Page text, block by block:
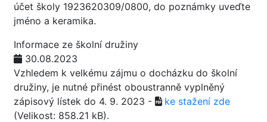
účet školy 1923620309/0800, do poznámky uveďte
jméno a keramika.
Informace ze školní družiny
30.08.2023
Vzhledem k velkému zájmu o docházku do školní
družiny, je nutné přinést oboustranně vyplněný
zápisový lístek do 4. 9. 2023 -
ke stažení zde
(Velikost: 858.21 kB).